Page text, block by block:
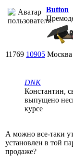
Button
11769 10905 Москва
DNK
Константин,
выпущено
курсе
А можно все-таки
установлен в той
продаже?